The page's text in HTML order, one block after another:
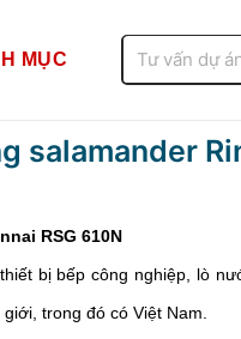
MỤC
kiếm:
salamander
RSG 610N
bị bếp công nghiệp, lò
trong đó có Việt Nam.